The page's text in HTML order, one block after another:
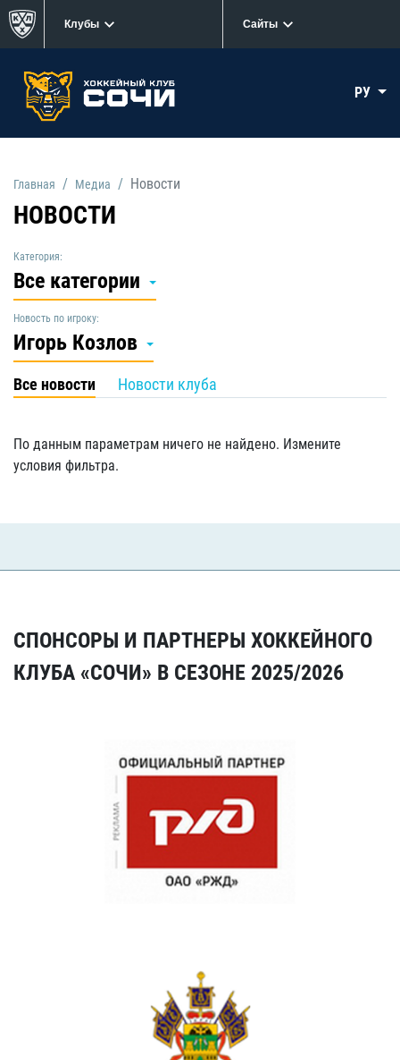
Клубы Сайты
РУ
Главная Медиа Новости
НОВОСТИ
Категория:
Все категории
Новость по игроку:
Игорь Козлов
Все новости Новости клуба
По данным параметрам ничего не найдено. Измените
условия фильтра.
СПОНСОРЫ И ПАРТНЕРЫ ХОККЕЙНОГО
КЛУБА «СОЧИ» В СЕЗОНЕ 2025/2026